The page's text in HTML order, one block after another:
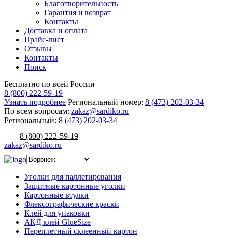
Благотворительность
Гарантия и возврат
Контакты
Доставка и оплата
Прайс-лист
Отзывы
Контакты
Поиск
Бесплатно по всей России
8 (800) 222-59-19
Узнать подробнее Региональный номер: 8 (473) 202-03-34
По всем вопросам: zakaz@sardiko.ru
Региональный: 8 (473) 202-03-34
8 (800) 222-59-19
zakaz@sardiko.ru
Уголки для паллетирования
Защитные картонные уголки
Картонные втулки
Флексографические краски
Клей для упаковки
АКД клей GlueSize
Переплетный склеенный картон